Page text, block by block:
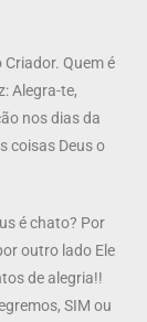
Quem é
Alegra-te,
nos dias da
coisas Deus o
é chato? Por
outro lado Ele
de alegria!!
SIM ou